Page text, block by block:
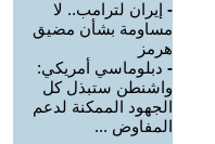
- إيران لترامب.. لا
مساومة بشأن مضيق
هرمز
- دبلوماسي أمريكي:
واشنطن ستبذل كل
الجهود الممكنة لدعم
المفاوض ...